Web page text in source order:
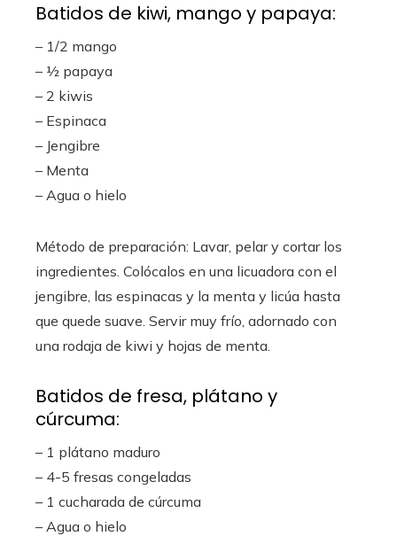
Batidos de kiwi, mango y papaya:
– 1/2 mango
– ½ papaya
– 2 kiwis
– Espinaca
– Jengibre
– Menta
– Agua o hielo
Método de preparación: Lavar, pelar y cortar los
ingredientes. Colócalos en una licuadora con el
jengibre, las espinacas y la menta y licúa hasta
que quede suave. Servir muy frío, adornado con
una rodaja de kiwi y hojas de menta.
Batidos de fresa, plátano y
cúrcuma:
– 1 plátano maduro
– 4-5 fresas congeladas
– 1 cucharada de cúrcuma
– Agua o hielo